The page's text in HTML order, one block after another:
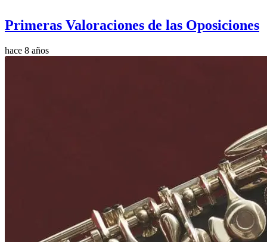
Primeras Valoraciones de las Oposiciones
hace 8 años